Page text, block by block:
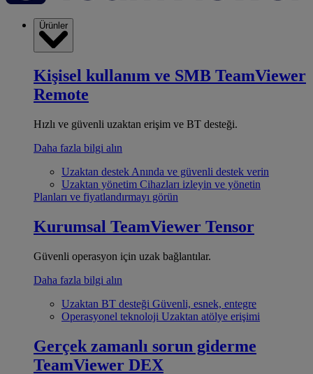
Ürünler
Kişisel kullanım ve SMB TeamViewer
Remote
Hızlı ve güvenli uzaktan erişim ve BT desteği.
Daha fazla bilgi alın
Uzaktan destek Anında ve güvenli destek verin
Uzaktan yönetim Cihazları izleyin ve yönetin
Planları ve fiyatlandırmayı görün
Kurumsal TeamViewer Tensor
Güvenli operasyon için uzak bağlantılar.
Daha fazla bilgi alın
Uzaktan BT desteği Güvenli, esnek, entegre
Operasyonel teknoloji Uzaktan atölye erişimi
Gerçek zamanlı sorun giderme
TeamViewer DEX